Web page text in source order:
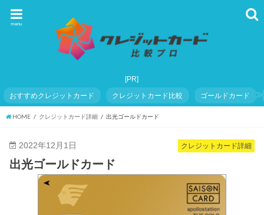
menu
おすすめクレジットカード クレジットカード比較 ゴールドカード
HOME クレジットカード詳細 出光ゴールドカード
クレジットカード詳細
2022年12月1日
出光ゴールドカード